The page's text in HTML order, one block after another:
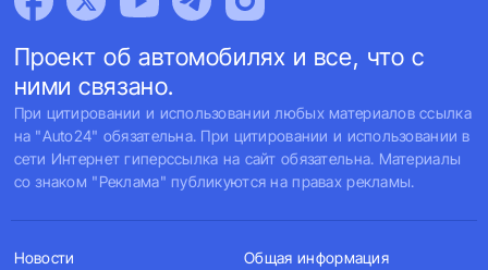
Проект об автомобилях и все, что с
ними связано.
При цитировании и использовании любых материалов ссылка
на "Auto24" обязательна. При цитировании и использовании в
сети Интернет гиперссылка на сайт обязательна. Материалы
со знаком "Реклама" публикуются на правах рекламы.
Новости Общая информация